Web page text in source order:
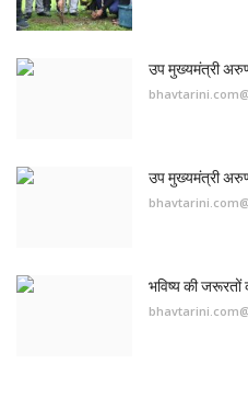
उप मुख्यमंत्री अरुण
उप मुख्यमंत्री अरुण
भविष्य की जरूरतों